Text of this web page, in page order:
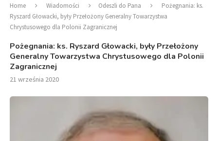
Home Wiadomości Odeszli do Pana
Pożegnania: ks.
Ryszard Głowacki, były Przełożony Generalny Towarzystwa
Chrystusowego dla Polonii Zagranicznej
Pożegnania: ks. Ryszard Głowacki, były Przełożony
Generalny Towarzystwa Chrystusowego dla Polonii
Zagranicznej
21 września 2020